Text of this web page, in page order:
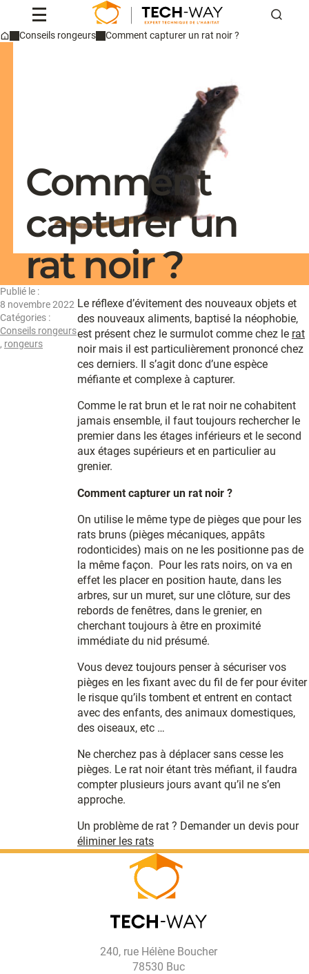
Qui sommes-nous ?
Conseils rongeurs Comment capturer un rat noir ?
Comment
capturer un
rat noir ?
Publié le :
8 novembre 2022
Catégories :
Conseils rongeurs
, rongeurs
Le réflexe d’évitement des nouveaux objets et
des nouveaux aliments, baptisé la néophobie,
est présent chez le surmulot comme chez le rat
noir mais il est particulièrement prononcé chez
ces derniers. Il s’agit donc d’une espèce
méfiante et complexe à capturer.
Comme le rat brun et le rat noir ne cohabitent
jamais ensemble, il faut toujours rechercher le
premier dans les étages inférieurs et le second
aux étages supérieurs et en particulier au
grenier.
Comment capturer un rat noir ?
On utilise le même type de pièges que pour les
rats bruns (pièges mécaniques, appâts
rodonticides) mais on ne les positionne pas de
la même façon. Pour les rats noirs, on va en
effet les placer en position haute, dans les
arbres, sur un muret, sur une clôture, sur des
rebords de fenêtres, dans le grenier, en
cherchant toujours à être en proximité
immédiate du nid présumé.
Vous devez toujours penser à sécuriser vos
pièges en les fixant avec du fil de fer pour éviter
le risque qu’ils tombent et entrent en contact
avec des enfants, des animaux domestiques,
des oiseaux, etc …
Ne cherchez pas à déplacer sans cesse les
pièges. Le rat noir étant très méfiant, il faudra
compter plusieurs jours avant qu’il ne s’en
approche.
Un problème de rat ? Demander un devis pour
éliminer les rats
240, rue Hélène Boucher
78530 Buc